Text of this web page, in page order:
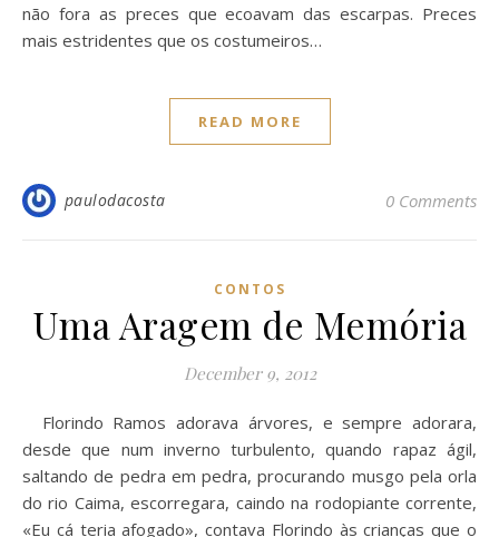
não fora as preces que ecoavam das escarpas. Preces
mais estridentes que os costumeiros…
READ MORE
paulodacosta 0 Comments
CONTOS
Uma Aragem de Memória
December 9, 2012
Florindo Ramos adorava árvores, e sempre adorara,
desde que num inverno turbulento, quando rapaz ágil,
saltando de pedra em pedra, procurando musgo pela orla
do rio Caima, escorregara, caindo na rodopiante corrente,
«Eu cá teria afogado», contava Florindo às crianças que o